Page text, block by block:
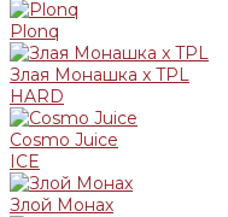
Plonq
Злая Монашка x TPL
HARD
Cosmo Juice
ICE
Злой Монах